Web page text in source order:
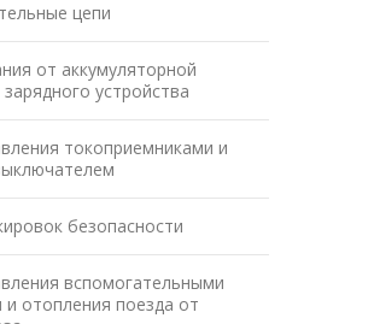
цепи
от аккумуляторной
устройства
токоприемниками и
безопасности
вспомогательными
отопления поезда от